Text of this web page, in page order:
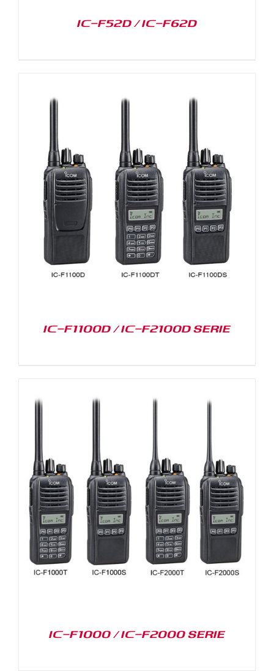
IC-F52D / IC-F62D
IC-F1100D / IC-F2100D SERIE
IC-F1000 / IC-F2000 SERIE